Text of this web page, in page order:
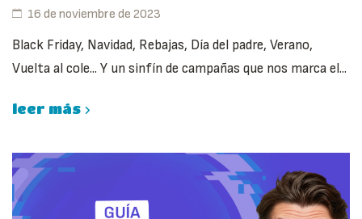
16 de noviembre de 2023
Black Friday, Navidad, Rebajas, Día del padre, Verano,
Vuelta al cole... Y un sinfín de campañas que nos marca el...
leer más